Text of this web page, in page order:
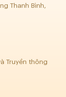
Thanh Bình,
Truyền thông